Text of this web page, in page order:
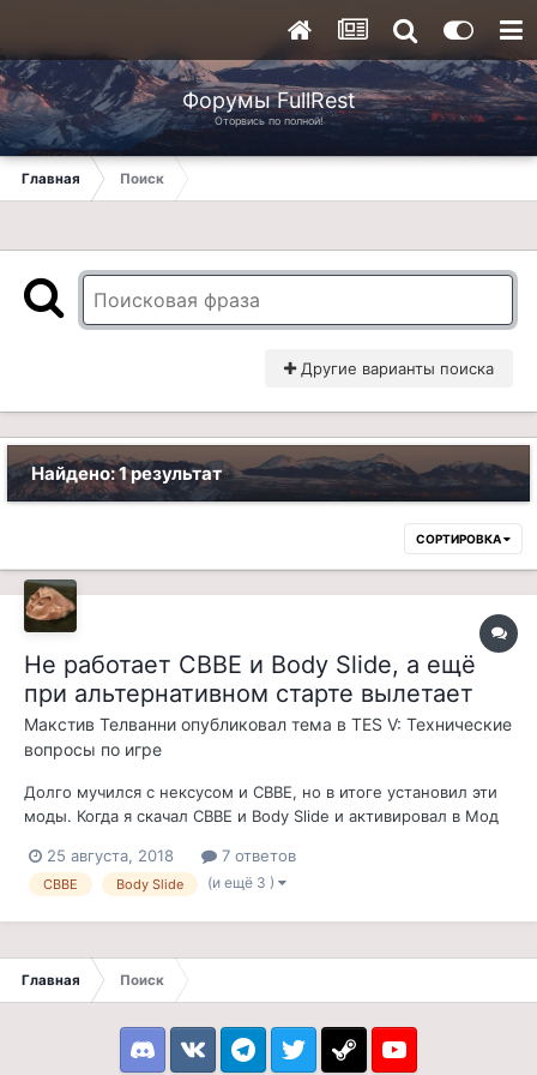
Форумы FullRest
Оторвись по полной!
Главная Поиск
Другие варианты поиска
Найдено: 1 результат
СОРТИРОВКА
Не работает CBBE и Body Slide, а ещё
при альтернативном старте вылетает
Макстив Телванни опубликовал тема в TES V: Технические
вопросы по игре
Долго мучился с нексусом и CBBE, но в итоге установил эти
моды. Когда я скачал CBBE и Body Slide и активировал в Мод
всё выбрал, принимаю, мод включён, но в списке плагинов
(Том, где галочки ставишь) он не отображается. А когда
25 августа, 2018 7 ответов
CBBE Body Slide (и ещё 3 )
Главная Поиск
DiscordVK TelegramTwitter Steam Youtube